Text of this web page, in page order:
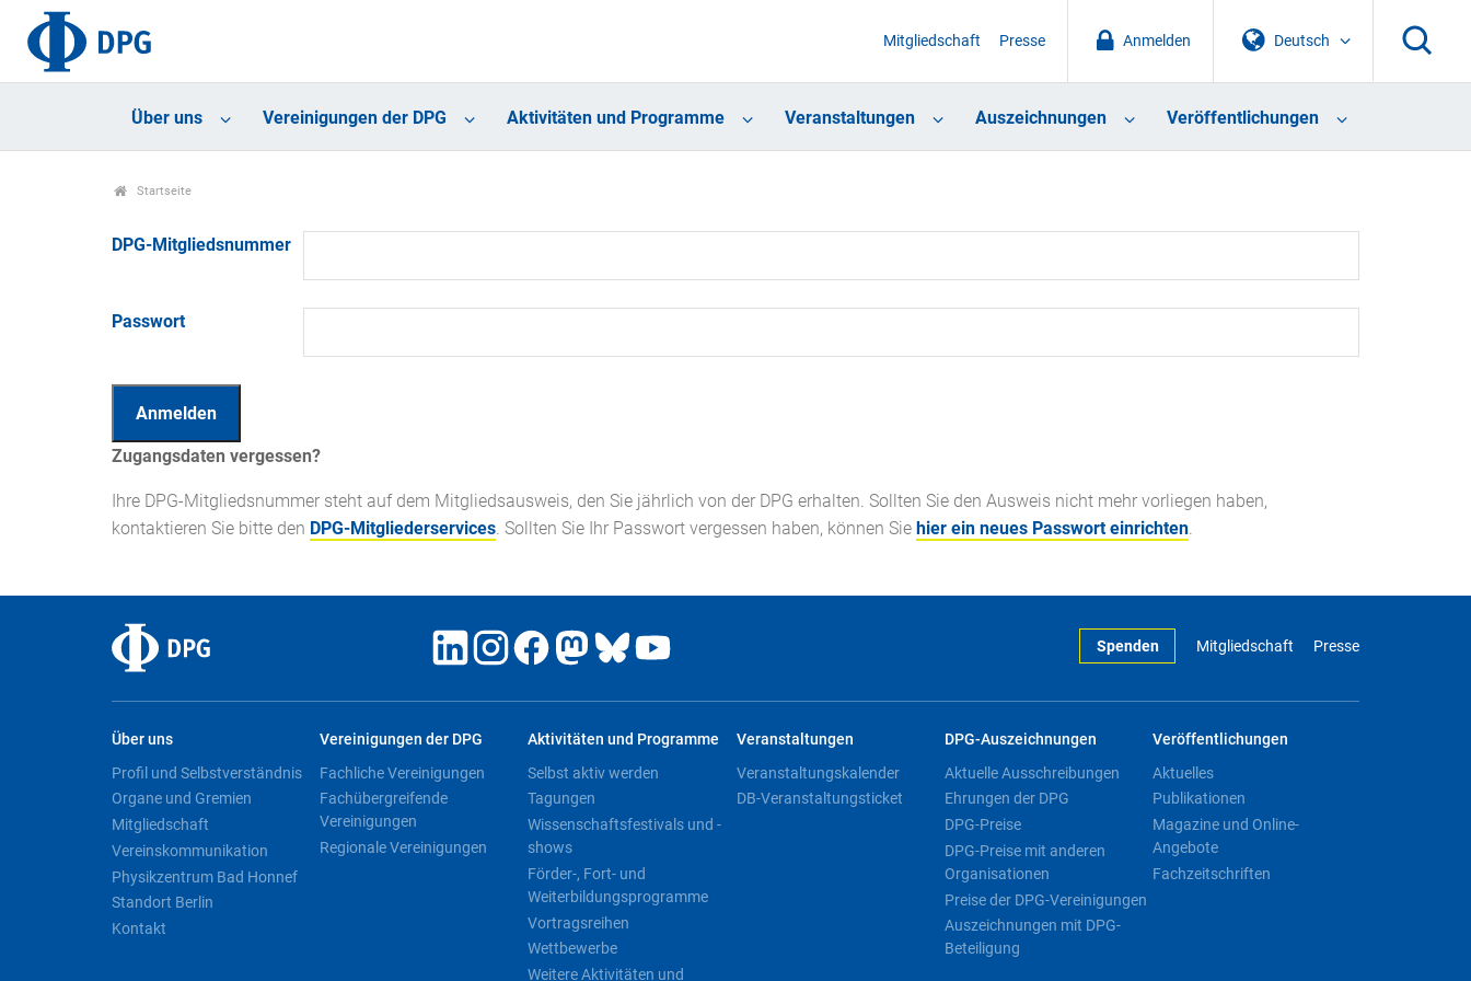
Deutsch
Anmelden
Mitgliedschaft Presse
Über uns Vereinigungen der DPG Aktivitäten und Programme Veranstaltungen Auszeichnungen Veröffentlichungen
Startseite
DPG-Mitgliedsnummer
Passwort
Zugangsdaten vergessen?
Ihre DPG-Mitgliedsnummer steht auf dem Mitgliedsausweis, den Sie jährlich von der DPG erhalten. Sollten Sie den Ausweis nicht mehr vorliegen haben,
kontaktieren Sie bitte den DPG-Mitgliederservices . Sollten Sie Ihr Passwort vergessen haben, können Sie hier ein neues Passwort einrichten
Spenden Mitgliedschaft Presse
Über uns
Profil und Selbstverständnis
Organe und Gremien
Mitgliedschaft
Vereinskommunikation
Physikzentrum Bad Honnef
Standort Berlin
Kontakt
Vereinigungen der DPG
Fachliche Vereinigungen
Fachübergreifende
Vereinigungen
Regionale Vereinigungen
Aktivitäten und Programme
Selbst aktiv werden
Tagungen
Wissenschaftsfestivals und -
shows
Förder-, Fort- und
Weiterbildungsprogramme
Vortragsreihen
Wettbewerbe
Weitere Aktivitäten und
Veranstaltungen
Veranstaltungskalender
DB-Veranstaltungsticket
DPG-Auszeichnungen
Aktuelle Ausschreibungen
Ehrungen der DPG
DPG-Preise
DPG-Preise mit anderen
Organisationen
Preise der DPG-Vereinigungen
Auszeichnungen mit DPG-
Beteiligung
Veröffentlichungen
Aktuelles
Publikationen
Magazine und Online-
Angebote
Fachzeitschriften